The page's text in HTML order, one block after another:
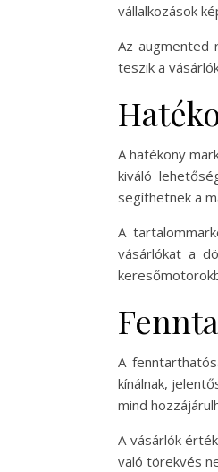
vállalkozások
Az augmented
teszik a
A hatékony
kiváló
segíthetnek a
A
vásárlókat a
A
kínálnak,
mind
A vásárlók
való törekvés